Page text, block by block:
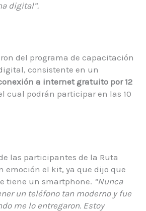
digital”.
del programa de capacitación
consistente en un
a internet gratuito por 12
cual podrán participar en las 10
las participantes de la Ruta
emoción el kit, ya que dijo que
tiene un smartphone. “Nunca
un teléfono tan moderno y fue
me lo entregaron. Estoy